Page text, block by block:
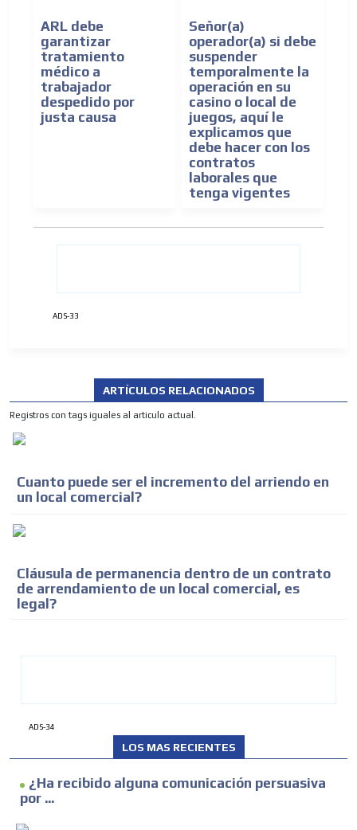
ARL debe
garantizar
tratamiento
médico a
trabajador
despedido por
justa causa
Señor(a)
operador(a) si debe
suspender
temporalmente la
operación en su
casino o local de
juegos, aquí le
explicamos que
debe hacer con los
contratos
laborales que
tenga vigentes
ADS-33
ARTÍCULOS RELACIONADOS
Registros con tags iguales al articulo actual.
Cuanto puede ser el incremento del arriendo en
un local comercial?
Cláusula de permanencia dentro de un contrato
de arrendamiento de un local comercial, es
legal?
ADS-34
LOS MAS RECIENTES
¿Ha recibido alguna comunicación persuasiva
por ...